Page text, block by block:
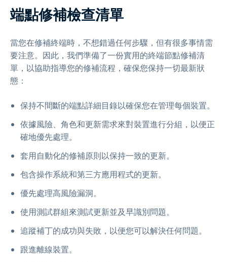
端點修補檢查清單
當您在修補終端時，不想錯過任何步驟，但有很多事情需
要注意。因此，我們準備了一份實用的終端節點修補清
單，以協助指導您的修補流程，確保您保持一切最新狀
態：
保持不間斷的端點詳細目錄以確保您在管理每個裝置。
依據風險、角色和更新需求來對裝置進行分組，以便正
確地優先處理。
套用自動化的修補原則以保持一致的更新。
包含操作系統和第三方應用程式的更新。
優先處理高風險漏洞。
使用測試群組來測試更新並及早識別問題。
追蹤補丁的成功與失敗，以便您可以解決任何問題。
跟進離線裝置。